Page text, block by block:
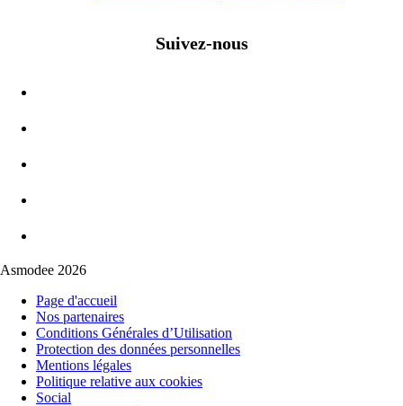
Suivez-nous
Asmodee 2026
Page d'accueil
Nos partenaires
Conditions Générales d’Utilisation
Protection des données personnelles
Mentions légales
Politique relative aux cookies
Social